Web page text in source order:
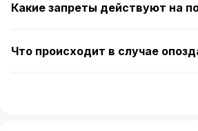
Какие запреты действуют на
Что происходит в случае